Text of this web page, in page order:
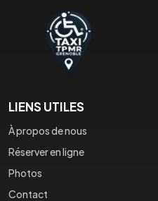
LIENS UTILES
À propos de nous
Réserver en ligne
Photos
Contact